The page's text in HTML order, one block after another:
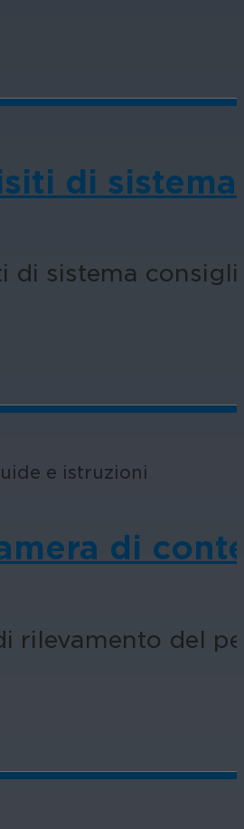
di
di sistema
e istruzioni
di
rilevamento del